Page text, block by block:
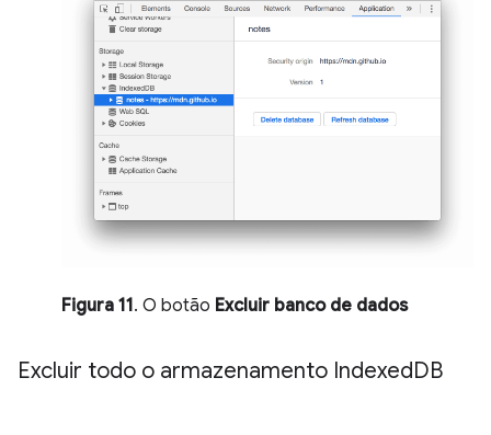
Figura 11. O botão Excluir banco de dados
Excluir todo o armazenamento IndexedDB